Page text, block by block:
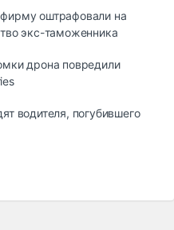
оштрафовали на
экс-таможенника
дрона повредили
водителя, погубившего